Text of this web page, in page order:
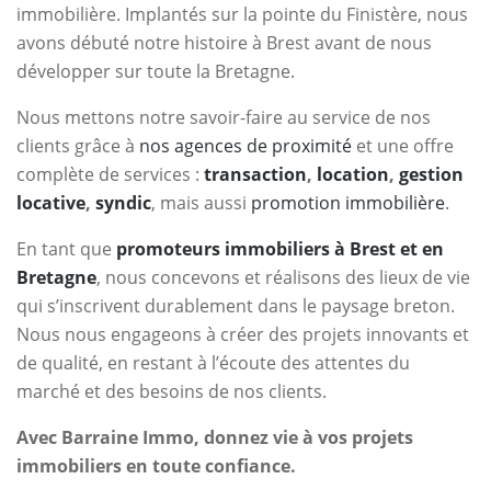
immobilière. Implantés sur la pointe du Finistère, nous
avons débuté notre histoire à Brest avant de nous
développer sur toute la Bretagne.
Nous mettons notre savoir-faire au service de nos
clients grâce à nos agences de proximité et une offre
complète de services : transaction, location, gestion
locative, syndic, mais aussi promotion immobilière.
En tant que promoteurs immobiliers à Brest et en
Bretagne, nous concevons et réalisons des lieux de vie
qui s’inscrivent durablement dans le paysage breton.
Nous nous engageons à créer des projets innovants et
de qualité, en restant à l’écoute des attentes du
marché et des besoins de nos clients.
Avec Barraine Immo, donnez vie à vos projets
immobiliers en toute confiance.